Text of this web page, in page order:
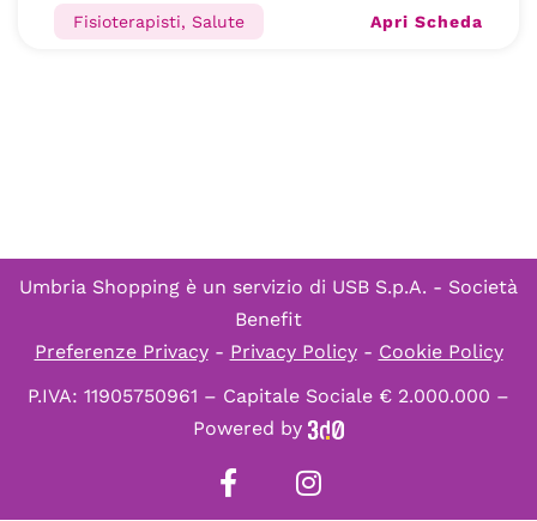
Fisioterapisti, Salute Apri Scheda
Umbria Shopping è un servizio di USB S.p.A. - Società
Benefit
Preferenze Privacy- Privacy Policy- Cookie Policy
P.IVA: 11905750961 – Capitale Sociale € 2.000.000 –
Powered by